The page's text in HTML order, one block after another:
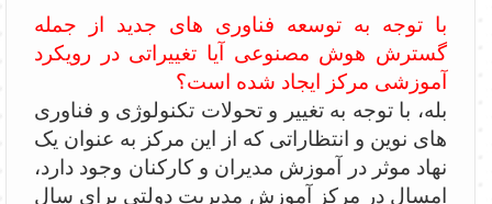
با توجه به توسعه فناوری های جدید از جمله
گسترش هوش مصنوعی آیا تغییراتی در رویکرد
آموزشی مرکز ایجاد شده است؟
بله، با توجه به تغییر و تحولات تکنولوژی و فناوری
های نوین و انتظاراتی که از این مرکز به عنوان یک
نهاد موثر در آموزش مدیران و کارکنان وجود دارد،
امسال در مرکز آموزش مدیریت دولتی برای سال